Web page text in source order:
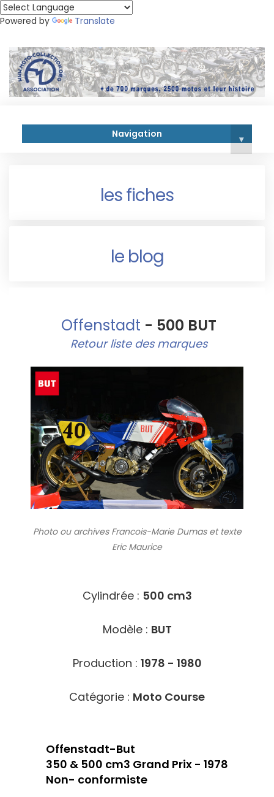
Powered by Translate
Navigation ▾
les fiches
le blog
Offenstadt - 500 BUT
Retour liste des marques
Photo ou archivesFrancois-Marie Dumas et texte
Eric Maurice
Cylindrée : 500 cm3
Modèle : BUT
Production : 1978 - 1980
Catégorie : Moto Course
Offenstadt-But
350 & 500 cm3 Grand Prix - 1978
Non- conformiste